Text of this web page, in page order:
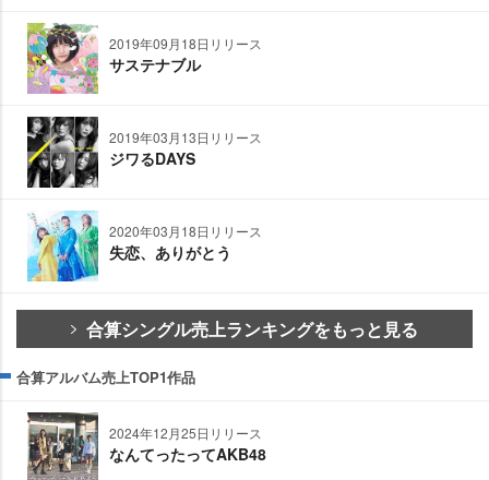
2019年09月18日リリース
サステナブル
2019年03月13日リリース
ジワるDAYS
2020年03月18日リリース
失恋、ありがとう
合算シングル売上ランキングをもっと見る
合算アルバム売上TOP1作品
2024年12月25日リリース
なんてったってAKB48